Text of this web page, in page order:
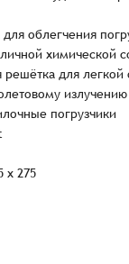
облегчения
химической
для легкой
излучению
погрузчики
x 275